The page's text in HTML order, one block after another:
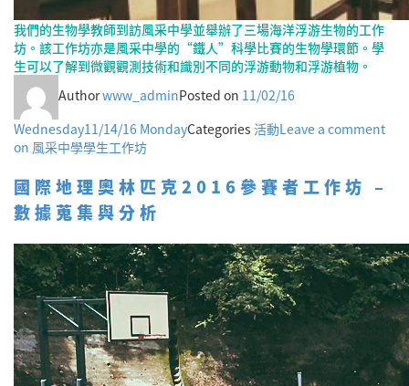
我們的生物學教師到訪風采中學並舉辦了三場海洋浮游生物的工作
坊。該工作坊亦是風采中學的“鐵人”科學比賽的生物學環節。學
生可以了解到微觀觀測技術和識別不同的浮游動物和浮游植物。
Authorwww_adminPosted on 11/02/16
Wednesday11/14/16 MondayCategories 活動Leave a comment
on 風采中學學生工作坊
國際地理奧林匹克2016參賽者工作坊 –
數據蒐集與分析